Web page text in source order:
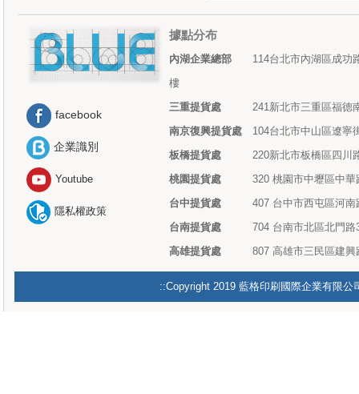
facebook
企業識別
Youtube
隱私權政策
據點分布
內湖企業總部 114台北市內湖區成功
樓
三重提貨處 241新北市三重區福德
南京復興提貨處 104台北市中山區遼寧
板橋提貨處 220新北市板橋區四川
桃園提貨處 320 桃園市中壢區中華
台中提貨處 407 台中市西屯區河南
台南提貨處 704 台南市北區北門路
高雄提貨處 807 高雄市三民區建興
::Copyright 2019 藍格印刷國際企業有限